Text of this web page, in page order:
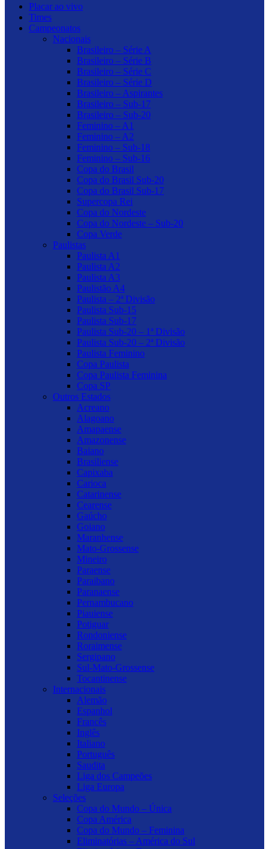
Placar ao vivo
Times
Campeonatos
Nacionais
Brasileiro – Série A
Brasileiro – Série B
Brasileiro – Série C
Brasileiro – Série D
Brasileiro – Aspirantes
Brasileiro – Sub-17
Brasileiro – Sub-20
Feminino – A1
Feminino – A2
Feminino – Sub-18
Feminino – Sub-16
Copa do Brasil
Copa do Brasil Sub-20
Copa do Brasil Sub-17
Supercopa Rei
Copa do Nordeste
Copa do Nordeste – Sub-20
Copa Verde
Paulistas
Paulista A1
Paulista A2
Paulista A3
Paulistão A4
Paulista – 2ª Divisão
Paulista Sub-15
Paulista Sub-17
Paulista Sub-20 – 1ª Divisão
Paulista Sub-20 – 2ª Divisão
Paulista Feminino
Copa Paulista
Copa Paulista Feminina
Copa SP
Outros Estados
Acreano
Alagoano
Amapaense
Amazonense
Baiano
Brasiliense
Capixaba
Carioca
Catarinense
Cearense
Gaúcho
Goiano
Maranhense
Mato-Grossense
Mineiro
Paraense
Paraibano
Paranaense
Pernambucano
Piauiense
Potiguar
Rondoniense
Roraimense
Sergipano
Sul-Mato-Grossense
Tocantinense
Internacionais
Alemão
Espanhol
Francês
Inglês
Italiano
Português
Saudita
Liga dos Campeões
Liga Europa
Seleções
Copa do Mundo – Única
Copa América
Copa do Mundo – Feminina
Eliminatórias – América do Sul